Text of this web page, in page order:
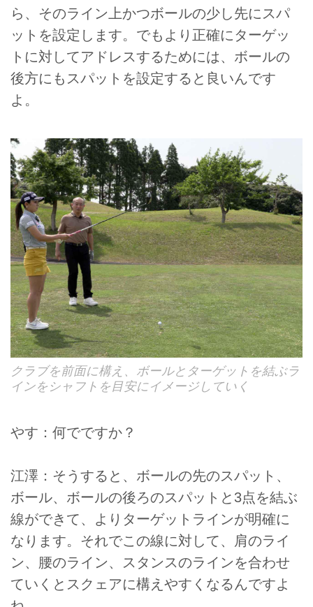
ら、そのライン上かつボールの少し先にスパ
ットを設定します。でもより正確にターゲッ
トに対してアドレスするためには、ボールの
後方にもスパットを設定すると良いんです
よ。
クラブを前面に構え、ボールとターゲットを結ぶラ
インをシャフトを目安にイメージしていく
やす：何でですか？
江澤：そうすると、ボールの先のスパット、
ボール、ボールの後ろのスパットと3点を結ぶ
線ができて、よりターゲットラインが明確に
なります。それでこの線に対して、肩のライ
ン、腰のライン、スタンスのラインを合わせ
ていくとスクェアに構えやすくなるんですよ